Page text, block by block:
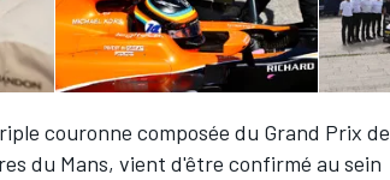
couronne composée du Grand Prix de
du Mans, vient d'être confirmé au sein